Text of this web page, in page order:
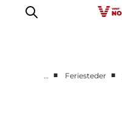
… ■ Feriesteder ■